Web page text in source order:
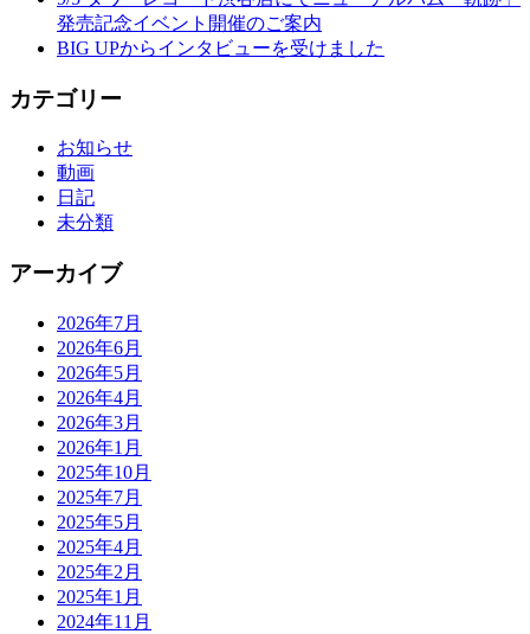
発売記念イベント開催のご案内
BIG UPからインタビューを受けました
カテゴリー
お知らせ
動画
日記
未分類
アーカイブ
2026年7月
2026年6月
2026年5月
2026年4月
2026年3月
2026年1月
2025年10月
2025年7月
2025年5月
2025年4月
2025年2月
2025年1月
2024年11月